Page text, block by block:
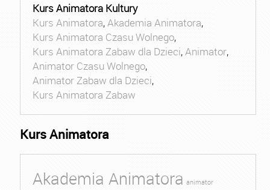
Kurs Animatora Kultury
Kurs Animatora,Akademia Animatora,
Kurs Animatora Czasu Wolnego,
Kurs Animatora Zabaw dla Dzieci,Animator,
Animator Czasu Wolnego,
Animator Zabaw dla Dzieci,
Kurs Animatora Zabaw
Kurs Animatora
Akademia Animatora animator